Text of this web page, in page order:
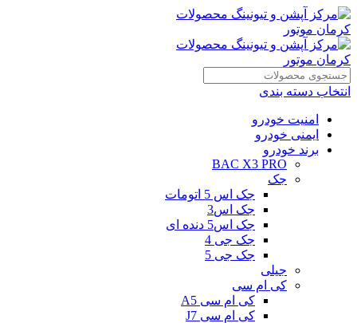
انتخاب دسته بندی
امنیت خودرو
ایمنی خودرو
برند خودرو
BAC X3 PRO
جک
جک اس 5 اتومات
جک اس3
جک اس5 دنده ای
جک جی 4
جک جی 5
جیلی
کی ام سی
کی ام سی A5
کی ام سی J7